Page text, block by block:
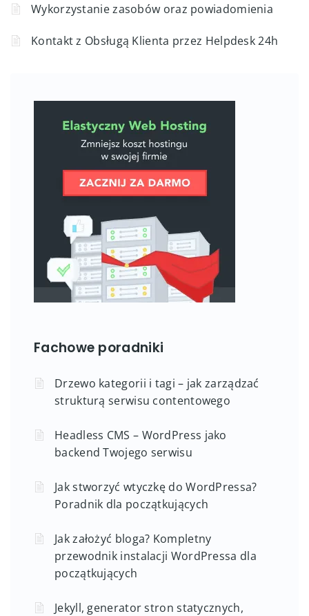
Wykorzystanie zasobów oraz powiadomienia
Kontakt z Obsługą Klienta przez Helpdesk 24h
Fachowe poradniki
Drzewo kategorii i tagi – jak zarządzać
strukturą serwisu contentowego
Headless CMS – WordPress jako
backend Twojego serwisu
Jak stworzyć wtyczkę do WordPressa?
Poradnik dla początkujących
Jak założyć bloga? Kompletny
przewodnik instalacji WordPressa dla
początkujących
Jekyll, generator stron statycznych,